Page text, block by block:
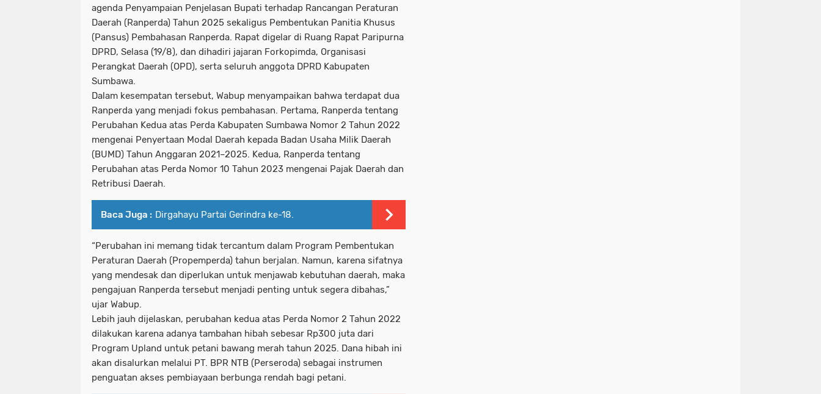
agenda Penyampaian Penjelasan Bupati terhadap Rancangan Peraturan
Daerah (Ranperda) Tahun 2025 sekaligus Pembentukan Panitia Khusus
(Pansus) Pembahasan Ranperda. Rapat digelar di Ruang Rapat Paripurna
DPRD, Selasa (19/8), dan dihadiri jajaran Forkopimda, Organisasi
Perangkat Daerah (OPD), serta seluruh anggota DPRD Kabupaten
Sumbawa.
Dalam kesempatan tersebut, Wabup menyampaikan bahwa terdapat dua
Ranperda yang menjadi fokus pembahasan. Pertama, Ranperda tentang
Perubahan Kedua atas Perda Kabupaten Sumbawa Nomor 2 Tahun 2022
mengenai Penyertaan Modal Daerah kepada Badan Usaha Milik Daerah
(BUMD) Tahun Anggaran 2021–2025. Kedua, Ranperda tentang
Perubahan atas Perda Nomor 10 Tahun 2023 mengenai Pajak Daerah dan
Retribusi Daerah.
Baca Juga : Dirgahayu Partai Gerindra ke-18.
“Perubahan ini memang tidak tercantum dalam Program Pembentukan
Peraturan Daerah (Propemperda) tahun berjalan. Namun, karena sifatnya
yang mendesak dan diperlukan untuk menjawab kebutuhan daerah, maka
pengajuan Ranperda tersebut menjadi penting untuk segera dibahas,”
ujar Wabup.
Lebih jauh dijelaskan, perubahan kedua atas Perda Nomor 2 Tahun 2022
dilakukan karena adanya tambahan hibah sebesar Rp300 juta dari
Program Upland untuk petani bawang merah tahun 2025. Dana hibah ini
akan disalurkan melalui PT. BPR NTB (Perseroda) sebagai instrumen
penguatan akses pembiayaan berbunga rendah bagi petani.